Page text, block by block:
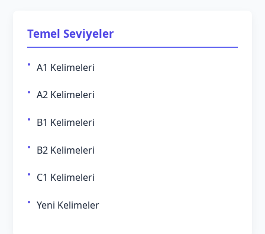
Temel Seviyeler
A1 Kelimeleri
A2 Kelimeleri
B1 Kelimeleri
B2 Kelimeleri
C1 Kelimeleri
Yeni Kelimeler